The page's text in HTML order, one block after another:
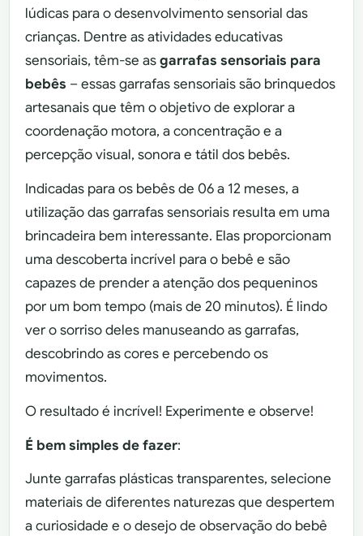
lúdicas para o desenvolvimento sensorial das
crianças. Dentre as atividades educativas
sensoriais, têm-se asgarrafas sensoriais para
bebês – essas garrafas sensoriais são brinquedos
artesanais que têm o objetivo de explorar a
coordenação motora, a concentração e a
percepção visual, sonora e tátil dos bebês.
Indicadas para os bebês de 06 a 12 meses, a
utilização das garrafas sensoriais resulta em uma
brincadeira bem interessante. Elas proporcionam
uma descoberta incrível para o bebê e são
capazes de prender a atenção dos pequeninos
por um bom tempo (mais de 20 minutos). É lindo
ver o sorriso deles manuseando as garrafas,
descobrindo as cores e percebendo os
movimentos.
O resultado é incrível! Experimente e observe!
É bem simples de fazer:
Junte garrafas plásticas transparentes, selecione
materiais de diferentes naturezas que despertem
a curiosidade e o desejo de observação do bebê